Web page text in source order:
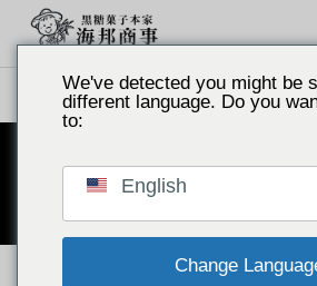
产品列表 黑糖花生（袋装140克）
普通红糖
We've detected you might be
different language. Do you
to:
English
Change